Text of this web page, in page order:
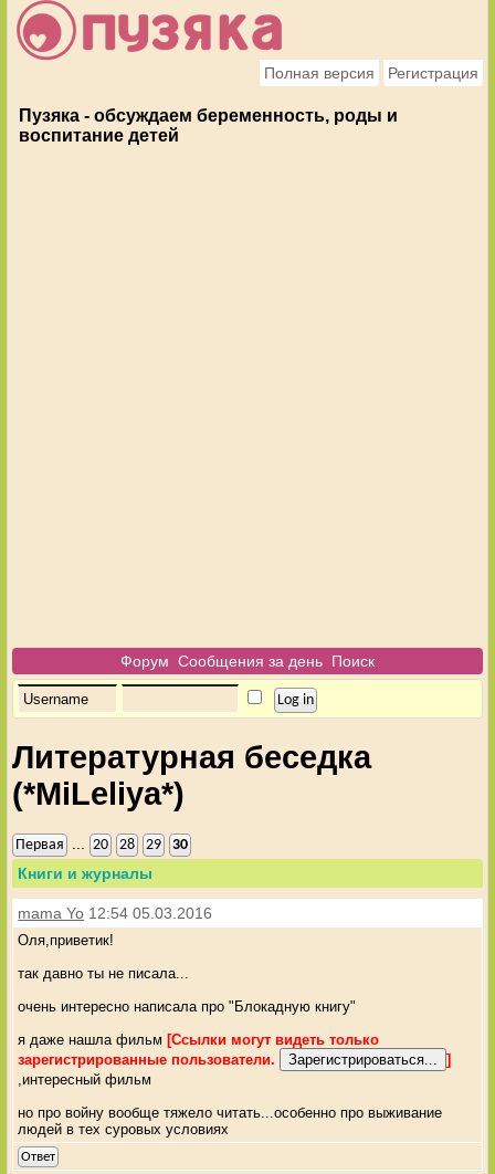
Полная версия Регистрация
Пузяка - обсуждаем беременность, роды и
воспитание детей
Форум Сообщения за день Поиск
Литературная беседка
(*MiLeliya*)
Первая 20 28 29 30
Книги и журналы
mama Yo 12:54 05.03.2016
Оля,приветик!
так давно ты не писала...
очень интересно написала про "Блокадную книгу"
я даже нашла фильм[Ссылки могут видеть только
зарегистрированные пользователи.
]
,интересный фильм
но про войну вообще тяжело читать...особенно про выживание
людей в тех суровых условиях
Ответ